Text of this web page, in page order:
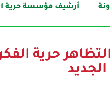
أرشيف مؤسسة حرية
حرية الفكر